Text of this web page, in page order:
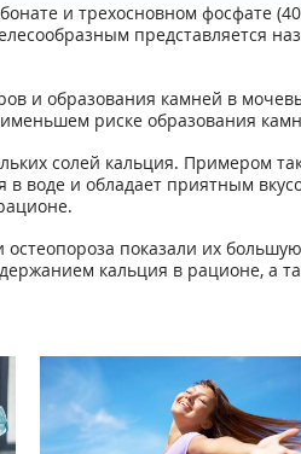
и трехосновном фосфате
представляется
и образования камней в
риске образования
солей кальция. Примером
в воде и обладает приятным
показали их
кальция в рационе, а